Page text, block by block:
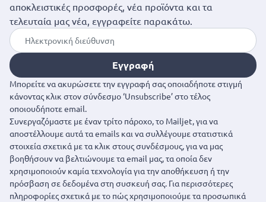
αποκλειστικές προσφορές, νέα προϊόντα και τα
τελευταία μας νέα, εγγραφείτε παρακάτω.
Εγγραφή
Μπορείτε να ακυρώσετε την εγγραφή σας οποιαδήποτε στιγμή
κάνοντας κλικ στον σύνδεσμο ‘Unsubscribe’ στο τέλος
οποιουδήποτε email.
Συνεργαζόμαστε με έναν τρίτο πάροχο, το Mailjet, για να
αποστέλλουμε αυτά τα emails και να συλλέγουμε στατιστικά
στοιχεία σχετικά με τα κλικ στους συνδέσμους, για να μας
βοηθήσουν να βελτιώνουμε τα email μας, τα οποία δεν
χρησιμοποιούν καμία τεχνολογία για την αποθήκευση ή την
πρόσβαση σε δεδομένα στη συσκευή σας. Για περισσότερες
πληροφορίες σχετικά με το πώς χρησιμοποιούμε τα προσωπικά